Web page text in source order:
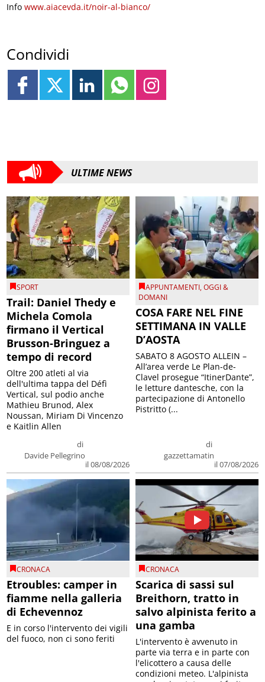
Info www.aiacevda.it/noir-al-bianco/
Condividi
ULTIME NEWS
SPORT
Trail: Daniel Thedy e
Michela Comola
firmano il Vertical
Brusson-Bringuez a
tempo di record
di
Davide Pellegrino
il 08/08/2026
Oltre 200 atleti al via
dell'ultima tappa del Défì
Vertical, sul podio anche
Mathieu Brunod, Alex
Noussan, Miriam Di Vincenzo
e Kaitlin Allen
APPUNTAMENTI,OGGI &
DOMANI
COSA FARE NEL FINE
SETTIMANA IN VALLE
D’AOSTA
di
gazzettamatin
il 07/08/2026
SABATO 8 AGOSTO ALLEIN –
All’area verde Le Plan-de-
Clavel prosegue “ItinerDante”,
le letture dantesche, con la
partecipazione di Antonello
Pistritto (...
CRONACA
Etroubles: camper in
fiamme nella galleria
di Echevennoz
E in corso l'intervento dei vigili
del fuoco, non ci sono feriti
CRONACA
Scarica di sassi sul
Breithorn, tratto in
salvo alpinista ferito a
una gamba
L'intervento è avvenuto in
parte via terra e in parte con
l'elicottero a causa delle
condizioni meteo. L'alpinista